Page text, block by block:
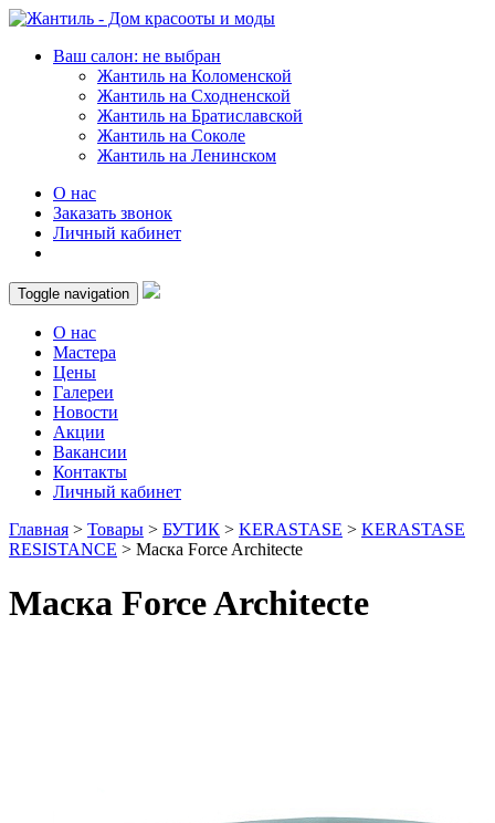
Ваш салон: не выбран
Жантиль на Коломенской
Жантиль на Сходненской
Жантиль на Братиславской
Жантиль на Соколе
Жантиль на Ленинском
О нас
Заказать звонок
Личный кабинет
Toggle navigation
О нас
Мастера
Цены
Галереи
Новости
Акции
Вакансии
Контакты
Личный кабинет
Главная > Товары > БУТИК > KERASTASE > KERASTASE
RESISTANCE > Маска Force Architecte
Маска Force Architecte